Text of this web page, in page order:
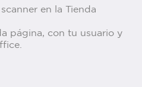
en la Tienda
página, con tu usuario y